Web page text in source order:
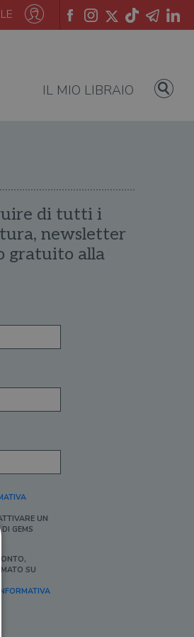
IL MIO LIBRAIO
di tutti i
newsletter
gratuito alla
UN
GEMS
SU
INFORMATIVA